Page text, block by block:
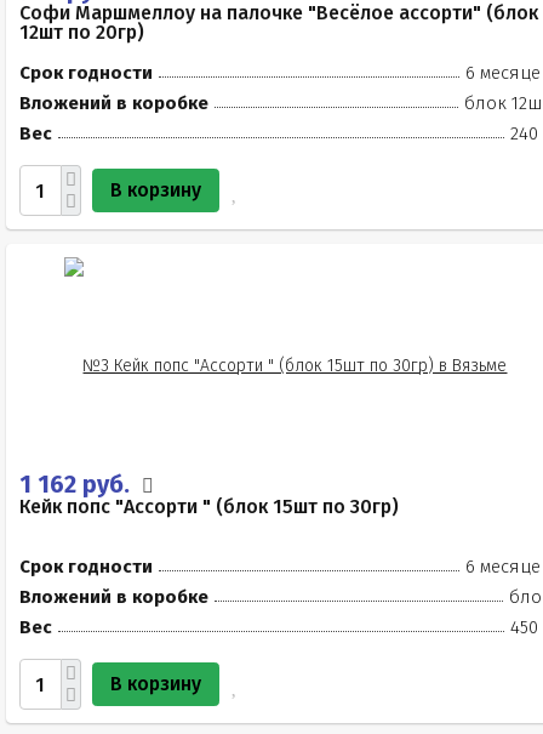
Софи Маршмеллоу на палочке "Весёлое ассорти" (блок
12шт по 20гр)
Срок годности
6
Вложений в коробке
блок
Вес
240
В корзину
1 162 руб.
Кейк попс "Ассорти " (блок 15шт по 30гр)
Срок годности
6
Вложений в коробке
Вес
450
В корзину